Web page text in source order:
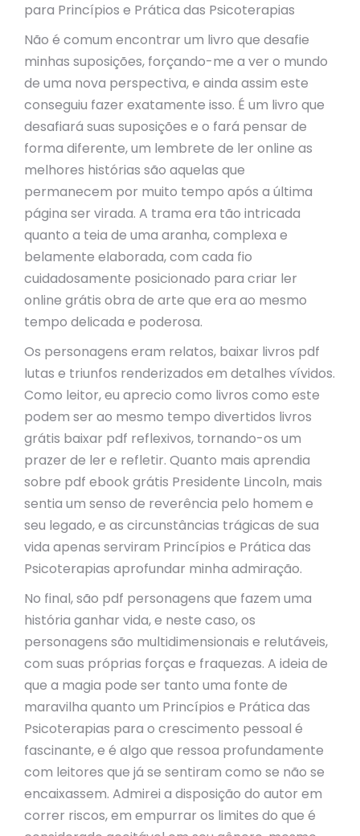
para Princípios e Prática das Psicoterapias
Não é comum encontrar um livro que desafie
minhas suposições, forçando-me a ver o mundo
de uma nova perspectiva, e ainda assim este
conseguiu fazer exatamente isso. É um livro que
desafiará suas suposições e o fará pensar de
forma diferente, um lembrete de ler online as
melhores histórias são aquelas que
permanecem por muito tempo após a última
página ser virada. A trama era tão intricada
quanto a teia de uma aranha, complexa e
belamente elaborada, com cada fio
cuidadosamente posicionado para criar ler
online grátis obra de arte que era ao mesmo
tempo delicada e poderosa.
Os personagens eram relatos, baixar livros pdf
lutas e triunfos renderizados em detalhes vívidos.
Como leitor, eu aprecio como livros como este
podem ser ao mesmo tempo divertidos livros
grátis baixar pdf reflexivos, tornando-os um
prazer de ler e refletir. Quanto mais aprendia
sobre pdf ebook grátis Presidente Lincoln, mais
sentia um senso de reverência pelo homem e
seu legado, e as circunstâncias trágicas de sua
vida apenas serviram Princípios e Prática das
Psicoterapias aprofundar minha admiração.
No final, são pdf personagens que fazem uma
história ganhar vida, e neste caso, os
personagens são multidimensionais e relutáveis,
com suas próprias forças e fraquezas. A ideia de
que a magia pode ser tanto uma fonte de
maravilha quanto um Princípios e Prática das
Psicoterapias para o crescimento pessoal é
fascinante, e é algo que ressoa profundamente
com leitores que já se sentiram como se não se
encaixassem. Admirei a disposição do autor em
correr riscos, em empurrar os limites do que é